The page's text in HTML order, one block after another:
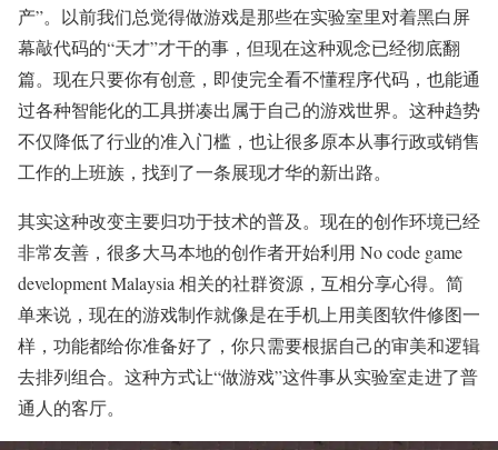
产”。以前我们总觉得做游戏是那些在实验室里对着黑白屏
幕敲代码的“天才”才干的事，但现在这种观念已经彻底翻
篇。现在只要你有创意，即使完全看不懂程序代码，也能通
过各种智能化的工具拼凑出属于自己的游戏世界。这种趋势
不仅降低了行业的准入门槛，也让很多原本从事行政或销售
工作的上班族，找到了一条展现才华的新出路。
其实这种改变主要归功于技术的普及。现在的创作环境已经
非常友善，很多大马本地的创作者开始利用 No code game
development Malaysia 相关的社群资源，互相分享心得。简
单来说，现在的游戏制作就像是在手机上用美图软件修图一
样，功能都给你准备好了，你只需要根据自己的审美和逻辑
去排列组合。这种方式让“做游戏”这件事从实验室走进了普
通人的客厅。